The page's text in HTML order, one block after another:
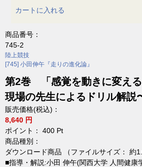
カートに入れる
商品番号：
745-2
陸上競技
[745] 小田伸午『走りの進化論』
第2巻 「感覚を動きに変え
現場の先生によるドリル解説
販売価格(税込)：
8,640 円
ポイント： 400 Pt
商品種別：
ダウンロード商品 （ファイルサイズ： 約
■指導・解説:小田 伸午(関西大学 人間健康